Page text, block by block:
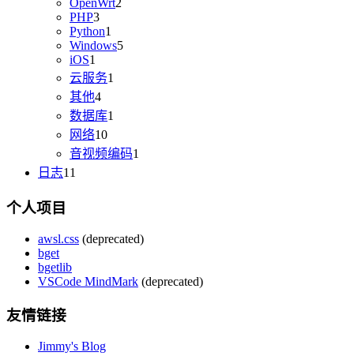
OpenWrt2
PHP3
Python1
Windows5
iOS1
云服务1
其他4
数据库1
网络10
音视频编码1
日志11
个人项目
awsl.css (deprecated)
bget
bgetlib
VSCode MindMark (deprecated)
友情链接
Jimmy's Blog